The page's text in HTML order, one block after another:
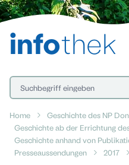
infothek
Home
Geschichte des NP
Geschichte ab der Errichtung
Geschichte anhand von
Presseaussendungen
2017